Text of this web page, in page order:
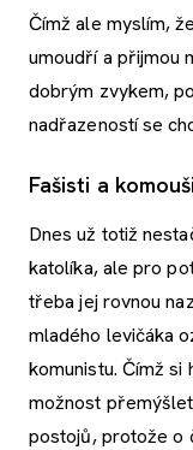
Čímž ale myslím,
umoudří a přijmou
dobrým zvykem,
nadřazeností se
Fašisti a komouši
Dnes už totiž
katolíka, ale pro
třeba jej rovnou
mladého levičáka
komunistu. Čímž si
možnost
postojů, protože o